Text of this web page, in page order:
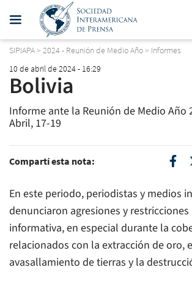
SIPIAPA> 2024 - Reunión de Medio Año> Informes
10 de abril de 2024 - 16:29
Bolivia
Informe ante la Reunión de Medio Año
Abril, 17-19
Compartí esta nota:
En este periodo, periodistas y medios
denunciaron agresiones y
informativa, en especial durante la
relacionados con la extracción de oro,
avasallamiento de tierras y la